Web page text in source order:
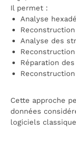
Il permet :
Analyse
Analyse des
Réparation
Cette approche
données
logiciels